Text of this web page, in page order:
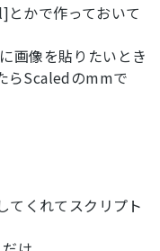
かで作っておいて
画像を貼りたいとき
らScaledのmmで
てくれてスクリプト